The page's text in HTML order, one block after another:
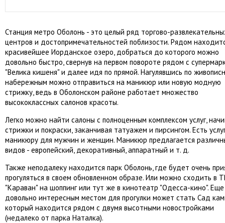
Станция метро Оболонь - это целый ряд торгово-
центров и достопримечательностей поблизости. Рядом
красивейшее Иорданское озеро, добраться до которого можно
довольно быстро, свернув на первом повороте рядом с
"Велика кишеня" и далее идя по прямой. Нагулявшись по
набережным можно отправиться на маникюр или новую модную
стрижку, ведь в Оболонском районе работает множество
высококлассных салонов красоты.
Легко можно найти салоны с полноценным комплексом услуг,
стрижки и покраски, заканчивая татуажем и пирсингом. Есть
маникюру для мужчин и женщин. Маникюр предлагается
видов - европейский, декоративный, аппаратный и т. д.
Также неподалеку находится парк Оболонь, где будет очень
прогуляться в своем обновленном образе. Или можно сходить в
"Караван" на шоппинг или тут же в кинотеатр "Одесса-кино". Еще
довольно интересным местом для прогулки может стать Сад
который находится рядом с двумя высотными новостройками
(недалеко от парка Наталка).